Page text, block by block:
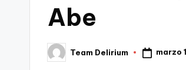
Abe
Publicado
por
Team Delirium marzo